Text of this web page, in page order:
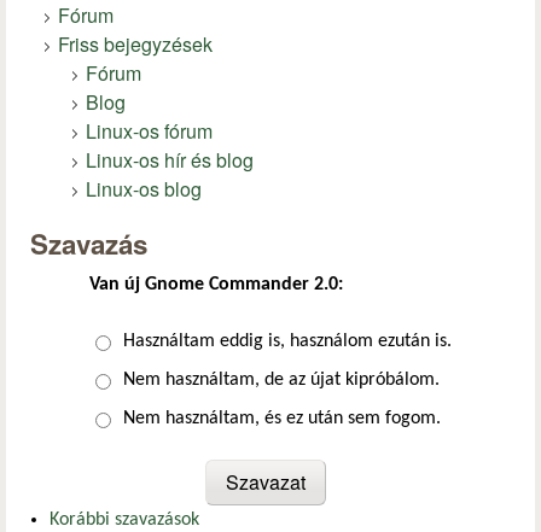
Fórum
Friss bejegyzések
Fórum
Blog
Linux-os fórum
Linux-os hír és blog
Linux-os blog
Szavazás
Van új Gnome Commander 2.0:
Választások
Használtam eddig is, használom ezután is.
Nem használtam, de az újat kipróbálom.
Nem használtam, és ez után sem fogom.
Korábbi szavazások